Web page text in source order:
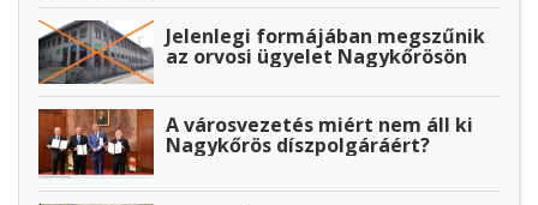
Jelenlegi formájában megszűnik
az orvosi ügyelet Nagykőrösön
A városvezetés miért nem áll ki
Nagykőrös díszpolgáráért?